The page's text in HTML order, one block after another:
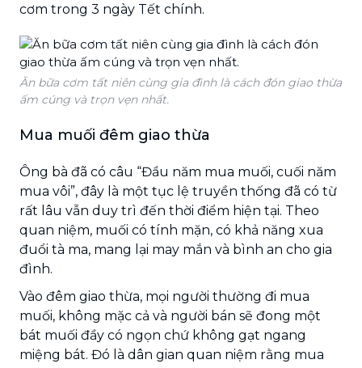
cơm trong 3 ngày Tết chính.
Ăn bữa cơm tất niên cùng gia đình là cách đón giao thừa
ấm cúng và trọn vẹn nhất.
Mua muối đêm giao thừa
Ông bà đã có câu “Đầu năm mua muối, cuối năm
mua vôi”, đây là một tục lệ truyền thống đã có từ
rất lâu vẫn duy trì đến thời điểm hiện tại. Theo
quan niệm, muối có tính mặn, có khả năng xua
đuổi tà ma, mang lại may mắn và bình an cho gia
đình.
Vào đêm giao thừa, mọi người thường đi mua
muối, không mặc cả và người bán sẽ đong một
bát muối đầy có ngọn chứ không gạt ngang
miệng bát. Đó là dân gian quan niệm rằng mua